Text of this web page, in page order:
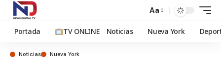
Aa
Portada TV ONLINE Noticias Nueva York
Noticias Nueva York